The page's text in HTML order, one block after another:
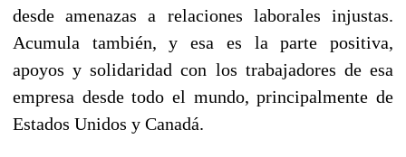
desde amenazas a relaciones laborales injustas.
Acumula también, y esa es la parte positiva,
apoyos y solidaridad con los trabajadores de esa
empresa desde todo el mundo, principalmente de
Estados Unidos y Canadá.